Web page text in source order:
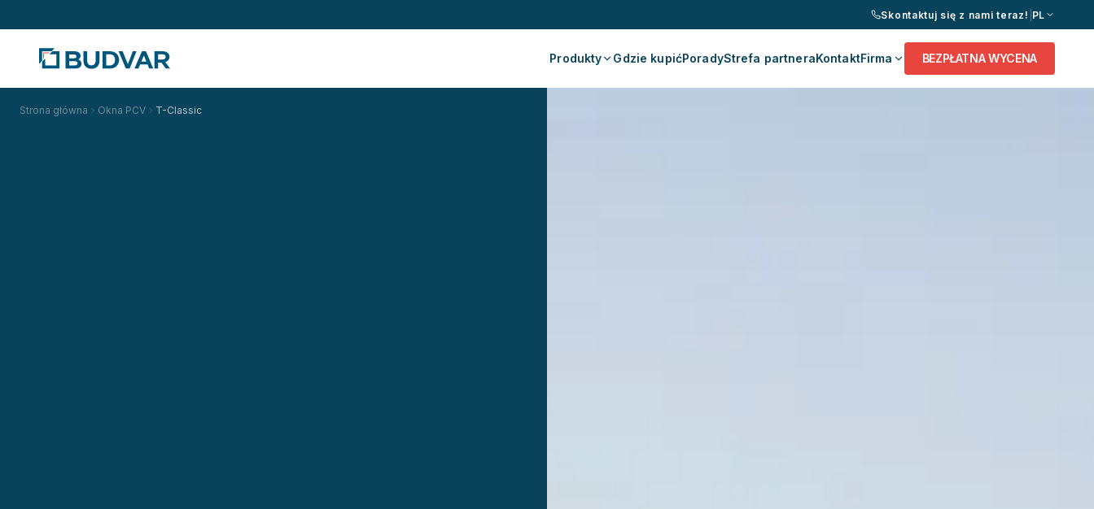
Skontaktuj się z nami teraz! PL
Produkty Gdzie kupićPoradyStrefa partneraKontaktFirma BEZPŁATNA WYCENA
Strona główna Okna PCV T-Classic